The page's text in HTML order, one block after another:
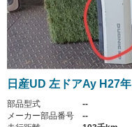
日産UD 左ドアAy H27年
部品型式
--
メーカー部品番号
--